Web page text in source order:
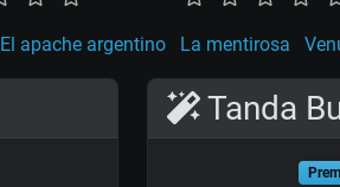
El apache argentino La mentirosa
Tanda